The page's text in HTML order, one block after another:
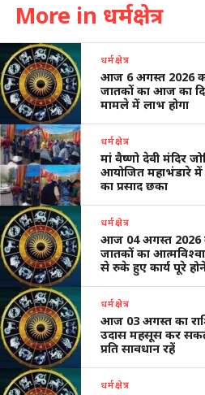
More in धर्मक्षेत्र
धर्मक्षेत्र
आज 6 अगस्त 2026
जातकों का आज का
मामले में लाभ होगा
धर्मक्षेत्र
मां वैष्णो देवी मंदिर
आयोजित महाभंडारे में
का प्रसाद छका
धर्मक्षेत्र
आज 04 अगस्त 2026
जातकों का
से रुके हुए कार्य पूरे
धर्मक्षेत्र
आज 03 अगस्त का
उदास महसूस कर
प्रति सावधान रहें
धर्मक्षेत्र